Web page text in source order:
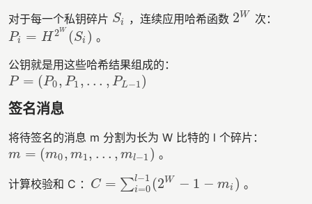
对于每一个私钥碎片 Si
Si ，连续应用哈希函数 2 W
2W 次：
Pi = H2W (Si )
Pi= H2 W(S ) 。
公钥就是用这些哈希结果组成的：
P = (P0, P1 , … , PL−1)
P= (P 0,P1,…,PL− 1)
签名消息
将待签名的消息 m 分割为长为 W 比特的 l 个碎片：
m = (m0, m1, … , ml−1 )
m= (m 0,m1,…,m l−1 ) 。
计算校验和 C ： C = ∑l−1
i=0 (2 W − 1 − mi )
C=∑i =0 l− 1( 2 W− −mi ) 。